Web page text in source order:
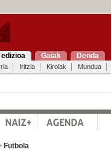
Gaiak Denda
Iritzia Kirolak Mundua
Futbola